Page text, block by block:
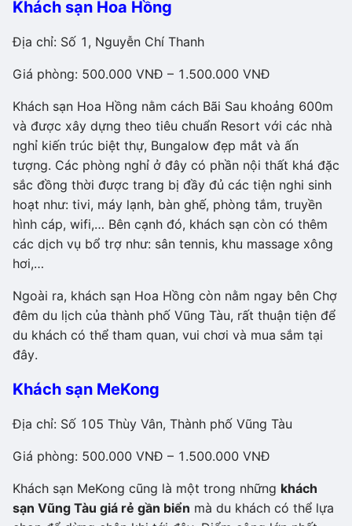
Khách sạn Hoa Hồng
Địa chỉ: Số 1, Nguyễn Chí Thanh
Giá phòng: 500.000 VNĐ – 1.500.000 VNĐ
Khách sạn Hoa Hồng nằm cách Bãi Sau khoảng 600m
và được xây dựng theo tiêu chuẩn Resort với các nhà
nghỉ kiến trúc biệt thự, Bungalow đẹp mắt và ấn
tượng. Các phòng nghỉ ở đây có phần nội thất khá đặc
sắc đồng thời được trang bị đầy đủ các tiện nghi sinh
hoạt như: tivi, máy lạnh, bàn ghế, phòng tắm, truyền
hình cáp, wifi,… Bên cạnh đó, khách sạn còn có thêm
các dịch vụ bổ trợ như: sân tennis, khu massage xông
hơi,…
Ngoài ra, khách sạn Hoa Hồng còn nằm ngay bên Chợ
đêm du lịch của thành phố Vũng Tàu, rất thuận tiện để
du khách có thể tham quan, vui chơi và mua sắm tại
đây.
Khách sạn MeKong
Địa chỉ: Số 105 Thùy Vân, Thành phố Vũng Tàu
Giá phòng: 500.000 VNĐ – 1.500.000 VNĐ
Khách sạn MeKong cũng là một trong những khách
sạn Vũng Tàu giá rẻ gần biển mà du khách có thể lựa